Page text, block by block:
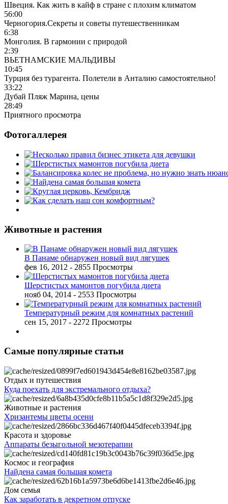
Швеция. Как жить в кайф в стране с плохим климатом
56:00
Черногория.Секреты и советы путешественникам
6:38
Монголия. В гармонии с природой
2:39
ВЬЕТНАМСКИЕ МАЛЬДИВЫ
10:45
Турция без турагента. Полетели в Анталию самостоятельно!
33:22
Дубай Пляж Марина, цены
28:49
Приятного просмотра
Фотогаллерея
Животные и растения
В Панаме обнаружен новый вид лягушек
фев 16, 2012 - 2855 Просмотры
Шерстистых мамонтов погубила диета
нояб 04, 2014 - 2553 Просмотры
Температурный режим для комнатных растений
сен 15, 2017 - 2272 Просмотры
Самые популярные статьи
Отдых и путешествия
Куда поехать для экстремального отдыха?
Животные и растения
Хризантемы цветы осени
Красота и здоровье
Аппараты безыгольной мезотерапии
Космос и география
Найдена самая большая комета
Дом семья
Как заработать в декретном отпуске